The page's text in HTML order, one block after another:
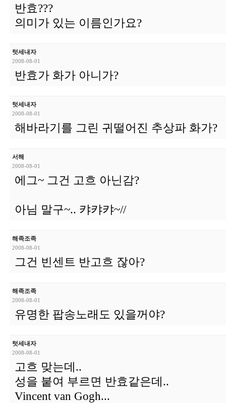
반효???
의미가 있는 이름인가요?
텃세내자
2008-08-01
반효가 화가 아니가?
텃세내자
2008-08-01
해바라기를 그린 귀떨어진 추상파 화가?
서해
2008-08-01
에그~ 그건 고흐 아닌감?
아님 말구~.. 캬캬캬~//
해족조족
2008-08-01
그건 빈센트 반고흐 잖아?
해족조족
2008-08-01
유명한 팝송노래도 있을꺼야?
텃세내자
2008-08-01
고흐 맞는데..
성을 붙여 부르면 반효같은데..
Vincent van Gogh...